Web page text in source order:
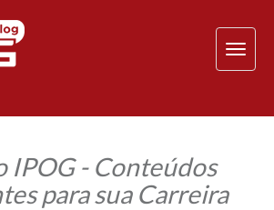
IPOG - Conteúdos
para sua Carreira